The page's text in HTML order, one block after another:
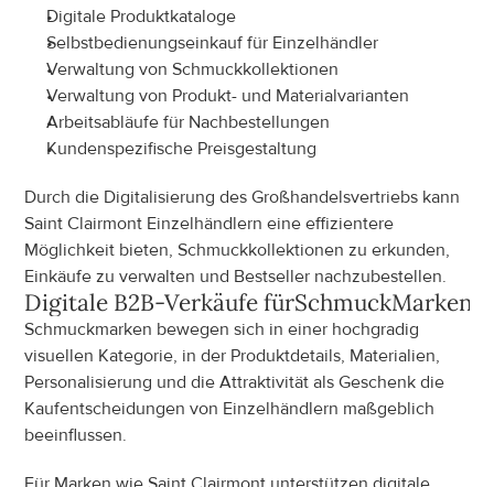
Digitale Produktkataloge
Selbstbedienungseinkauf für Einzelhändler
Verwaltung von Schmuckkollektionen
Verwaltung von Produkt- und Materialvarianten
Arbeitsabläufe für Nachbestellungen
Kundenspezifische Preisgestaltung
Durch die Digitalisierung des Großhandelsvertriebs kann
Saint Clairmont Einzelhändlern eine effizientere
Möglichkeit bieten, Schmuckkollektionen zu erkunden,
Einkäufe zu verwalten und Bestseller nachzubestellen.
Digitale B2B-Verkäufe fürSchmuckMarken
Schmuckmarken bewegen sich in einer hochgradig
visuellen Kategorie, in der Produktdetails, Materialien,
Personalisierung und die Attraktivität als Geschenk die
Kaufentscheidungen von Einzelhändlern maßgeblich
beeinflussen.